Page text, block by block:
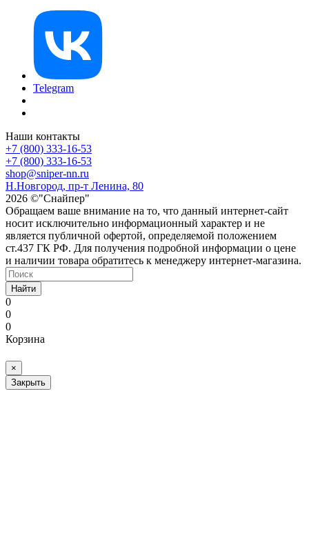
Telegram
Наши контакты
+7 (800) 333-16-53
+7 (800) 333-16-53
shop@sniper-nn.ru
Н.Новгород, пр-т Ленина, 80
2026 ©"Снайпер"
Обращаем ваше внимание на то, что данный интернет-сайт
носит исключительно информационный характер и не
является публичной офертой, определяемой положением
ст.437 ГК РФ. Для получения подробной информации о цене
и наличии товара обратитесь к менеджеру интернет-магазина.
Найти
0
0
0
Корзина
×
Закрыть